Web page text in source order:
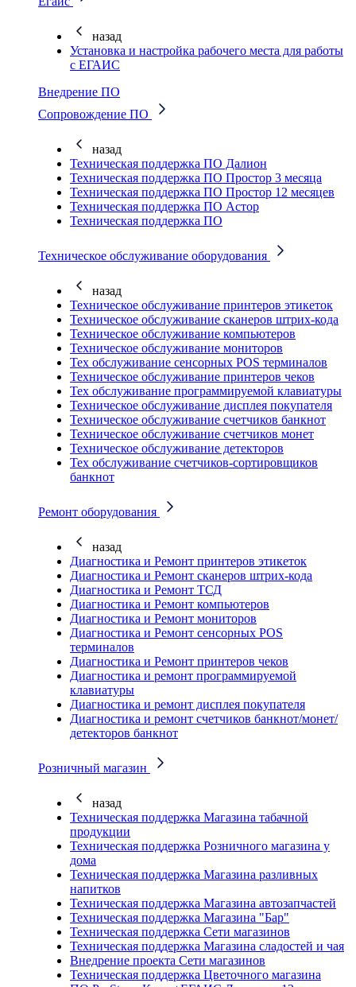
назад
Установка и настройка рабочего места для работы
с ЕГАИС
Внедрение ПО
Сопровождение ПО
назад
Техническая поддержка ПО Далион
Техническая поддержка ПО Простор 3 месяца
Техническая поддержка ПО Простор 12 месяцев
Техническая поддержка ПО Астор
Техническая поддержка ПО
Техническое обслуживание оборудования
назад
Техническое обслуживание принтеров этикеток
Техническое обслуживание сканеров штрих-кода
Техническое обслуживание компьютеров
Техническое обслуживание мониторов
Тех обслуживание сенсорных POS терминалов
Техническое обслуживание принтеров чеков
Тех обслуживание программируемой клавиатуры
Техническое обслуживание дисплея покупателя
Техническое обслуживание счетчиков банкнот
Техническое обслуживание счетчиков монет
Техническое обслуживание детекторов
Тех обслуживание счетчиков-сортировщиков
банкнот
Ремонт оборудования
назад
Диагностика и Ремонт принтеров этикеток
Диагностика и Ремонт сканеров штрих-кода
Диагностика и Ремонт ТСД
Диагностика и Ремонт компьютеров
Диагностика и Ремонт мониторов
Диагностика и Ремонт сенсорных POS
терминалов
Диагностика и Ремонт принтеров чеков
Диагностика и ремонт программируемой
клавиатуры
Диагностика и ремонт дисплея покупателя
Диагностика и ремонт счетчиков банкнот/монет/
детекторов банкнот
Розничный магазин
назад
Техническая поддержка Магазина табачной
продукции
Техническая поддержка Розничного магазина у
дома
Техническая поддержка Магазина разливных
напитков
Техническая поддержка Магазина автозапчастей
Техническая поддержка Магазина "Бар"
Техническая поддержка Сети магазинов
Техническая поддержка Магазина сладостей и чая
Внедрение проекта Сети магазинов
Техническая поддержка Цветочного магазина